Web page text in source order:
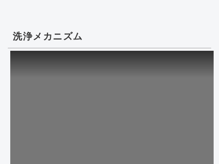
洗浄メカニズム